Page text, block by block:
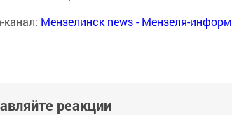
канал: Мензелинск news - Мензеля-информ
реакции